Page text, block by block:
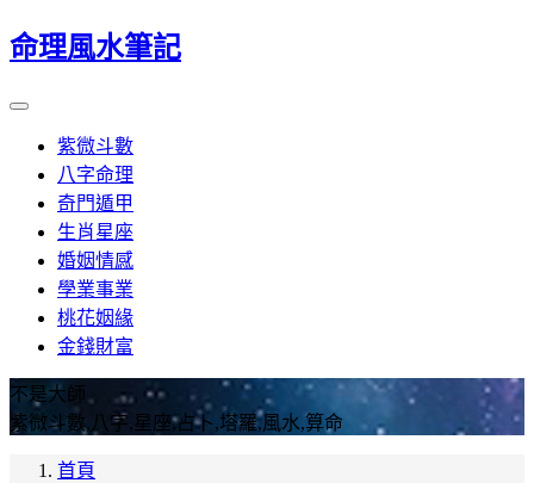
命理風水筆記
紫微斗數
八字命理
奇門遁甲
生肖星座
婚姻情感
學業事業
桃花姻緣
金錢財富
不是大師
紫微斗數,八字,星座,占卜,塔羅,風水,算命
首頁